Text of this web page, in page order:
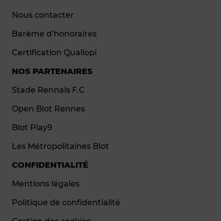
Nous contacter
Barème d’honoraires
Certification Qualiopi
NOS PARTENAIRES
Stade Rennais F.C
Open Blot Rennes
Blot Play9
Les Métropolitaines Blot
CONFIDENTIALITÉ
Mentions légales
Politique de confidentialité